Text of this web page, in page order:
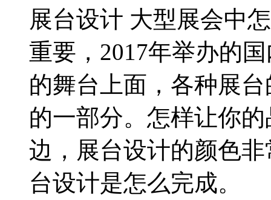
展台设计 大型展会中
重要，2017年举办的
的舞台上面，各种展
的一部分。怎样让你
边，展台设计的颜色
台设计是怎么完成